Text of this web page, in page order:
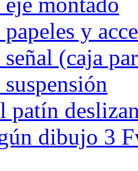
y
(caja
patín
dibujo 3